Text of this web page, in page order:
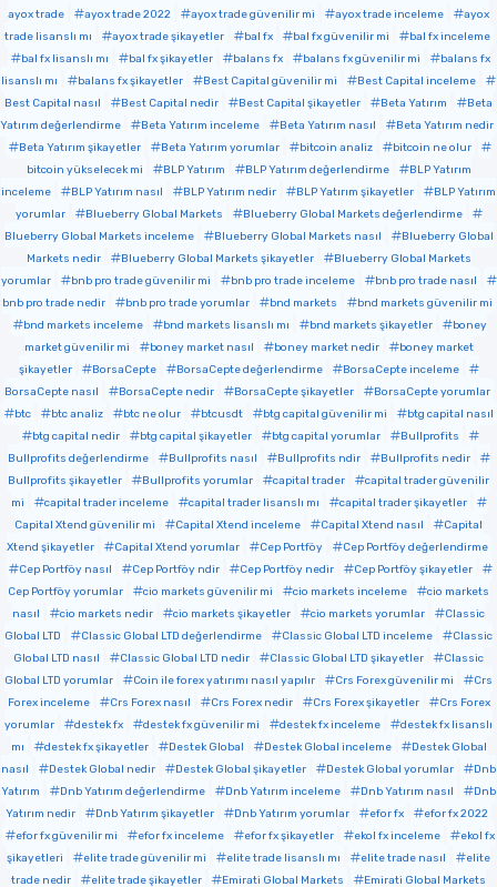
ayox trade
ayox trade 2022 ayox trade güvenilir mi ayox trade inceleme
ayox
trade lisanslı mı
ayox trade şikayetler bal fx bal fx güvenilir mi
bal fx inceleme
bal fx lisanslı mı
bal fx şikayetler balans fx balans fx güvenilir mi
balans fx
lisanslı mı
balans fx şikayetler Best Capital güvenilir mi
Best Capital inceleme
Best Capital nasıl
Best Capital nedir Best Capital şikayetler Beta Yatırım
Beta
Yatırım değerlendirme
Beta Yatırım inceleme Beta Yatırım nasıl
Beta Yatırım nedir
Beta Yatırım şikayetler
Beta Yatırım yorumlar bitcoin analiz
bitcoin ne olur
bitcoin yükselecek mi
BLP Yatırım BLP Yatırım değerlendirme
BLP Yatırım
inceleme
BLP Yatırım nasıl BLP Yatırım nedir BLP Yatırım şikayetler
BLP Yatırım
yorumlar
Blueberry Global Markets
Blueberry Global Markets değerlendirme
Blueberry Global Markets inceleme
Blueberry Global Markets nasıl
Blueberry Global
Markets nedir
Blueberry Global Markets şikayetler
Blueberry Global Markets
yorumlar
bnb pro trade güvenilir mi bnb pro trade inceleme
bnb pro trade nasıl
bnb pro trade nedir
bnb pro trade yorumlar bnd markets
bnd markets güvenilir mi
bnd markets inceleme
bnd markets lisanslı mı bnd markets şikayetler
boney
market güvenilir mi
boney market nasıl boney market nedir
boney market
şikayetler
BorsaCepte BorsaCepte değerlendirme
BorsaCepte inceleme
BorsaCepte nasıl
BorsaCepte nedir BorsaCepte şikayetler
BorsaCepte yorumlar
btc
btc analiz btc ne olur btcusdt btg capital güvenilir mi
btg capital nasıl
btg capital nedir
btg capital şikayetler btg capital yorumlar
Bullprofits
Bullprofits değerlendirme
Bullprofits nasıl Bullprofits ndir
Bullprofits nedir
Bullprofits şikayetler
Bullprofits yorumlar capital trader
capital trader güvenilir
mi
capital trader inceleme capital trader lisanslı mı
capital trader şikayetler
Capital Xtend güvenilir mi
Capital Xtend inceleme Capital Xtend nasıl
Capital
Xtend şikayetler
Capital Xtend yorumlar Cep Portföy
Cep Portföy değerlendirme
Cep Portföy nasıl
Cep Portföy ndir Cep Portföy nedir
Cep Portföy şikayetler
Cep Portföy yorumlar
cio markets güvenilir mi cio markets inceleme
cio markets
nasıl
cio markets nedir cio markets şikayetler cio markets yorumlar
Classic
Global LTD
Classic Global LTD değerlendirme Classic Global LTD inceleme
Classic
Global LTD nasıl
Classic Global LTD nedir Classic Global LTD şikayetler
Classic
Global LTD yorumlar
Coin ile forex yatırımı nasıl yapılır Crs Forex güvenilir mi
Crs
Forex inceleme
Crs Forex nasıl Crs Forex nedir Crs Forex şikayetler
Crs Forex
yorumlar
destek fx destek fx güvenilir mi destek fx inceleme
destek fx lisanslı
mı
destek fx şikayetler Destek Global Destek Global inceleme
Destek Global
nasıl
Destek Global nedir Destek Global şikayetler Destek Global yorumlar
Dnb
Yatırım
Dnb Yatırım değerlendirme Dnb Yatırım inceleme Dnb Yatırım nasıl
Dnb
Yatırım nedir
Dnb Yatırım şikayetler Dnb Yatırım yorumlar efor fx
efor fx 2022
efor fx güvenilir mi
efor fx inceleme efor fx şikayetler ekol fx inceleme
ekol fx
şikayetleri
elite trade güvenilir mi elite trade lisanslı mı elite trade nasıl
elite
trade nedir
elite trade şikayetler Emirati Global Markets Emirati Global Markets